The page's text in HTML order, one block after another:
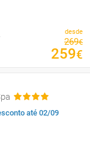
desde
269€
259€
até 02/09